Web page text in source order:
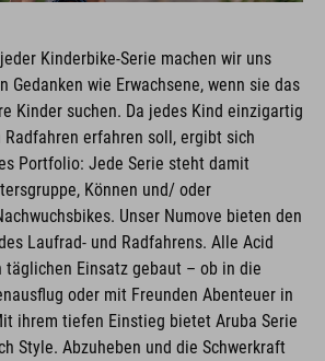
Kinderbike-Serie machen wir uns
Gedanken wie Erwachsene, wenn sie das
Kinder suchen. Da jedes Kind einzigartig
Radfahren erfahren soll, ergibt sich
Portfolio: Jede Serie steht damit
Können und/ oder
Unser Numove bieten den
Laufrad- und Radfahrens. Alle Acid
täglichen Einsatz gebaut – ob in die
oder mit Freunden Abenteuer in
ihrem tiefen Einstieg bietet Aruba Serie
Style. Abzuheben und die Schwerkraft